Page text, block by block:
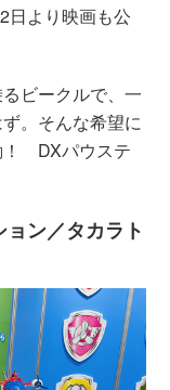
日より映画も公
ビークルで、一
。そんな希望に
！ DXパウステ
ン／タカラト